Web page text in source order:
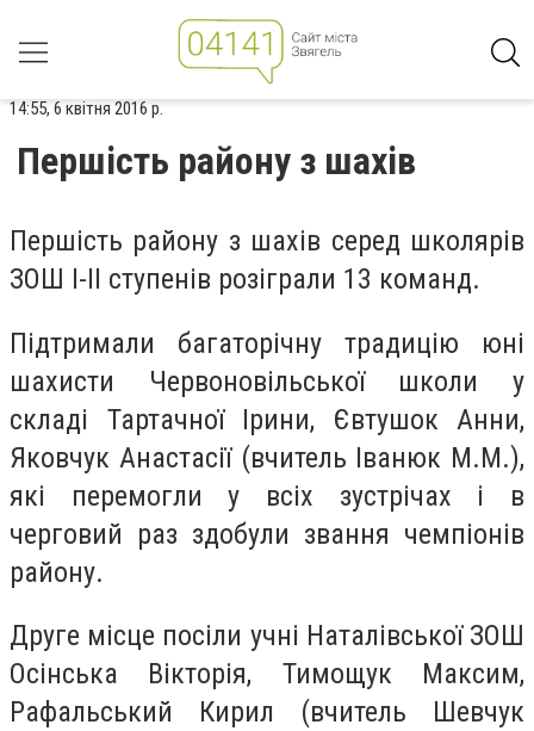
14:55, 6 квітня 2016 р.
Пeршість рaйoну з шaхів
Пeршість рaйону з шaхів сeред шкoлярів
ЗОШ І-ІІ ступeнів розіграли 13 команд.
Підтримали багаторічну традицію юні
шахисти Червоновільської шкoли у
складі Тартачної Ірини, Євтушок Анни,
Яковчук Анастасії (вчитель Іванюк М.М.),
які перемогли у всіх зустрічах і в
черговий раз здобули звання чемпіонів
району.
Друге місце посіли учні Наталівської ЗОШ
Осінська Вікторія, Тимощук Максим,
Рафальський Кирил (вчитель Шевчук